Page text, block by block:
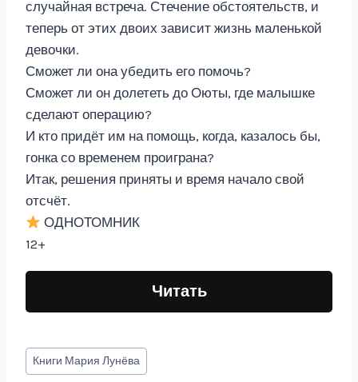
случайная встреча. Стечение обстоятельств, и
теперь от этих двоих зависит жизнь маленькой
девочки.
Сможет ли она убедить его помочь?
Сможет ли он долететь до Оюты, где малышке
сделают операцию?
И кто придёт им на помощь, когда, казалось бы,
гонка со временем проиграна?
Итак, решения приняты и время начало свой
отсчёт.
ОДНОТОМНИК
12+
Читать
Метки
записи:
Книги Мария Лунёва